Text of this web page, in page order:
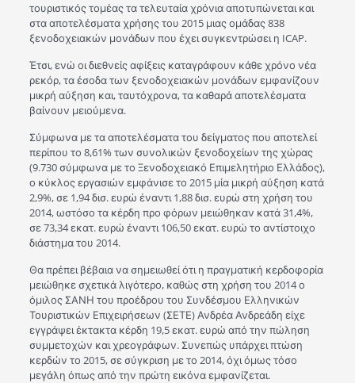
τουριστικός τομέας τα τελευταία χρόνια αποτυπώνεται και
στα αποτελέσματα χρήσης του 2015 μιας ομάδας 838
ξενοδοχειακών μονάδων που έχει συγκεντρώσει η ICAP.
Έτσι, ενώ οι διεθνείς αφίξεις καταγράφουν κάθε χρόνο νέα
ρεκόρ, τα έσοδα των ξενοδοχειακών μονάδων εμφανίζουν
μικρή αύξηση και, ταυτόχρονα, τα καθαρά αποτελέσματα
βαίνουν μειούμενα.
Σύμφωνα με τα αποτελέσματα του δείγματος που αποτελεί
περίπου το 8,61% των συνολικών ξενοδοχείων της χώρας
(9.730 σύμφωνα με το Ξενοδοχειακό Επιμελητήριο Ελλάδος),
ο κύκλος εργασιών εμφάνισε το 2015 μία μικρή αύξηση κατά
2,9%, σε 1,94 δισ. ευρώ έναντι 1,88 δισ. ευρώ στη χρήση του
2014, ωστόσο τα κέρδη προ φόρων μειώθηκαν κατά 31,4%,
σε 73,34 εκατ. ευρώ έναντι 106,50 εκατ. ευρώ το αντίστοιχο
διάστημα του 2014.
Θα πρέπει βέβαια να σημειωθεί ότι η πραγματική κερδοφορία
μειώθηκε σχετικά λιγότερο, καθώς στη χρήση του 2014 ο
όμιλος ΣΑΝΗ του προέδρου του Συνδέσμου Ελληνικών
Τουριστικών Επιχειρήσεων (ΣΕΤΕ) Ανδρέα Ανδρεάδη είχε
εγγράψει έκτακτα κέρδη 19,5 εκατ. ευρώ από την πώληση
συμμετοχών και χρεογράφων. Συνεπώς υπάρχει πτώση
κερδών το 2015, σε σύγκριση με το 2014, όχι όμως τόσο
μεγάλη όπως από την πρώτη εικόνα εμφανίζεται.